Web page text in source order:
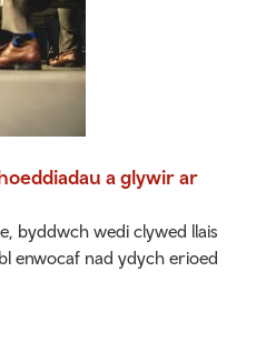
a glywir ar
byddwch wedi clywed llais
enwocaf nad ydych erioed